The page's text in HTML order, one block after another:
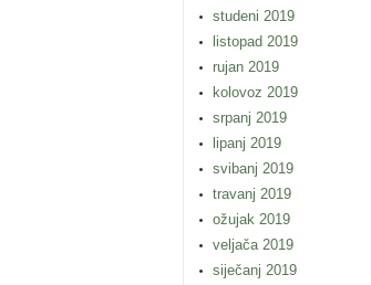
studeni 2019
listopad 2019
rujan 2019
kolovoz 2019
srpanj 2019
lipanj 2019
svibanj 2019
travanj 2019
ožujak 2019
veljača 2019
siječanj 2019